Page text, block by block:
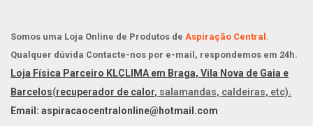
Somos uma Loja Online de Produtos de Aspiração Central.
Qualquer dúvida Contacte-nos por e-mail, respondemos em 24h.
Loja Física Parceiro KLCLIMA em Braga, Vila Nova de Gaia e
Barcelos(recuperador de calor, salamandas, caldeiras, etc).
Email: aspiracaocentralonline@hotmail.com